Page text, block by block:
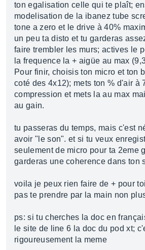
ton egalisation celle qui te plaît;
modelisation de la ibanez tube
tone a zero et le drive à 40%
un peu ta disto et tu garderas
faire trembler les murs; actives le
la frequence la + aigüe au max
Pour finir, choisis ton micro et ton
coté des 4x12); mets ton % d'air à
compression et mets la au max
au gain.
tu passeras du temps, mais c'est
avoir "le son". et si tu veux
seulement de micro pour ta 2eme
garderas une coherence dans ton
voila je peux rien faire de + pour
pas te prendre par la main non
ps: si tu cherches la doc en
le site de line 6 la doc du pod xt;
rigoureusement la meme